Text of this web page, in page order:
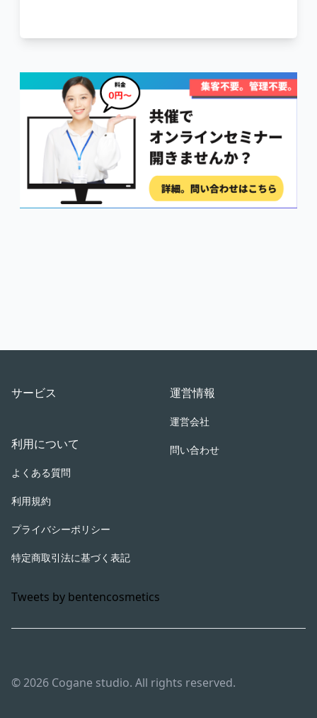
サービス
利用について
よくある質問
利用規約
プライバシーポリシー
特定商取引法に基づく表記
運営情報
運営会社
問い合わせ
Tweets by bentencosmetics
© 2026 Cogane studio. All rights reserved.